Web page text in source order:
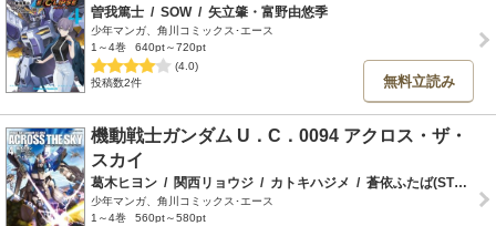
曽我篤士 / SOW / 矢立肇・富野由悠季
少年マンガ、角川コミックス･エース
1～4巻
640pt～720pt
(4.0)
投稿数2件
無料立読み
機動戦士ガンダム U．C．0094 アクロス・ザ・
スカイ
葛木ヒヨン / 関西リョウジ / カトキハジメ / 蒼依ふたば(STUDIO G-1 NEO)
少年マンガ、角川コミックス･エース
1～4巻
560pt～580pt